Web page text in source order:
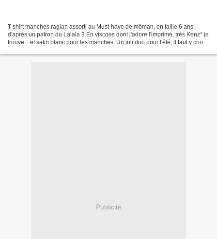
T-shirt manches raglan assorti au Must-have de môman, en taille 6 ans,
d'après un patron du Lalala 3.En viscose dont j'adore l'imprimé, très Kenz* je
trouve... et satin blanc pour les manches. Un joli duo pour l'été, il faut y croire
Publicité